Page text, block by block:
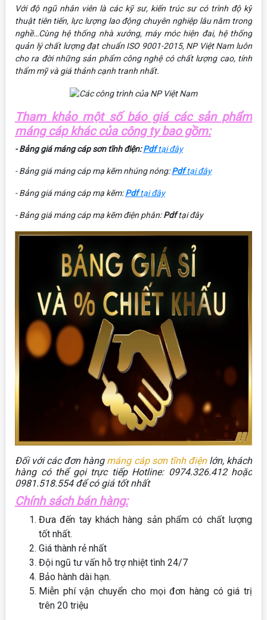
Với độ ngũ nhân viên là các kỹ sư, kiến trúc sư có trình độ kỹ
thuật tiên tiến, lực lượng lao động chuyên nghiệp lâu năm trong
nghề…Cùng hệ thống nhà xưởng, máy móc hiện đai, hệ thống
quản lý chất lượng đạt chuẩn ISO 9001-2015, NP Việt Nam luôn
cho ra đời những sản phẩm công nghệ có chất lượng cao, tính
thẩm mỹ và giá thảnh cạnh tranh nhất.
Tham khảo một số báo giá các sản phẩm
máng cáp khác của công ty bao gồm:
- Bảng giá máng cáp sơn tĩnh điện:Pdftại đây
- Bảng giá máng cáp mạ kẽm nhúng nóng:Pdftại đây
- Bảng giá máng cáp mạ kẽm:Pdftại đây
- Bảng giá máng cáp mạ kẽm điện phân:Pdftại đây
Đối với các đơn hàng máng cáp sơn tĩnh điệnlớn, khách
hàng có thể gọi trực tiếp Hotline: 0974.326.412 hoặc
0981.518.554 để có giá tốt nhất
Chính sách bán hàng:
Đưa đến tay khách hàng sản phẩm có chất lượng
tốt nhất.
Giá thành rẻ nhất
Đội ngũ tư vấn hỗ trợ nhiệt tình 24/7
Bảo hành dài hạn.
Miễn phí vận chuyển cho mọi đơn hàng có giá trị
trên 20 triệu